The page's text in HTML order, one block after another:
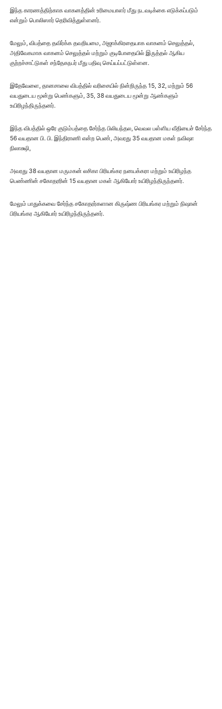
இந்த காரணத்திற்காக வாகனத்தின் உரிமையாளர் மீது நடவடிக்கை எடுக்கப்படும்
என்றும் பொலிஸார் தெரிவித்துள்ளனர்.
மேலும், விபத்தை தவிர்க்க தவறியமை, அஜாக்கிரதையாக வாகனம் செலுத்தல்,
அதிவேகமாக வாகனம் செலுத்தல் மற்றும் குடிபோதையில் இருத்தல் ஆகிய
குற்றச்சாட்டுகள் சந்தேகநபர் மீது பதிவு செய்யப்பட்டுள்ளன.
இதேவேளை, தானசாலை விபத்தில் வரிசையில் நின்றிருந்த 15, 32, மற்றும் 56
வயதுடைய மூன்று பெண்களும், 35, 38 வயதுடைய மூன்று ஆண்களும்
உயிரிழந்திருந்தனர்.
இந்த விபத்தில் ஒரே குடும்பத்தை சேர்ந்த பிலியந்தல, வெவல பள்ளிய வீதியைச் சேர்ந்த
56 வயதான பி. பி. இந்திராணி என்ற பெண், அவரது 35 வயதான மகள் நவிஷா
நிலாக்ஷி,
அவரது 38 வயதான மருமகன் லசிகா பிரியங்கர நனயக்கரா மற்றும் உயிரிழந்த
பெண்ணின் சகோதரரின் 15 வயதான மகள் ஆகியோர் உயிரிழந்திருந்தனர்.
மேலும் பாதுக்கவை சேர்ந்த சகோதரர்களான கிருஷ்ண பிரியங்கர மற்றும் நிஷான்
பிரியங்கர ஆகியோர் உயிரிழந்திருந்தனர்.